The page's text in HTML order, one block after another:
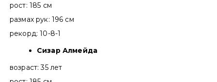
рост: 185 см
размах рук: 196 см
рекорд: 10-8-1
Сизар Алмейда
возраст: 35 лет